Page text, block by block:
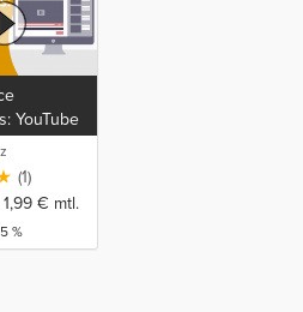
YouTube
(1)
1,99 € mtl.
%